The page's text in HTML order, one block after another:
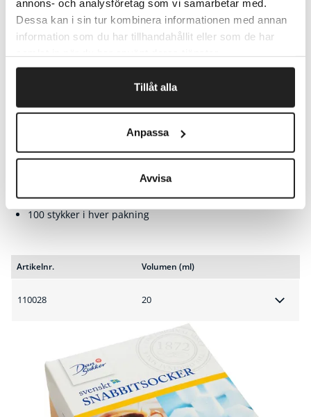
annons- och analysföretag som vi samarbetar med.
Dessa kan i sin tur kombinera informationen med annan
information som du har tillhandahållit eller som de har
Tillåt alla
Anpassa
Avvisa
Arla Kaffemjælk Laktosfri
En cremet laktosfri kaffemjælk som forhøjer smagen
Uåbnet laktosfri kaffemjælk holder længe i
rumtemperatur. Op til 3-4 måneder.
Praktisk portionspakke i tetra med 2cl med fedtindhold
1,5%.
100 stykker i hver pakning
Artikelnr. Volumen (ml)
110028 20